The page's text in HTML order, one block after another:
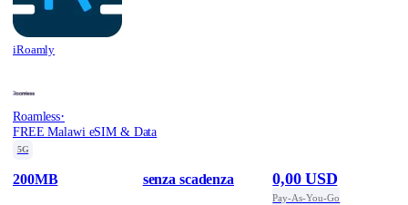
iRoamly
Roamless·
FREE Malawi eSIM & Data
5G
200MB senza scadenza 0,00 USD
Pay-As-You-Go